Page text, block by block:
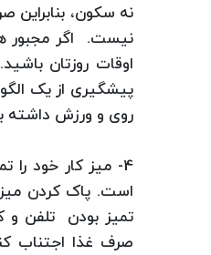
نه سکون، بنابراین
نیست. اگر مجبور
اوقات روزتان
پیشگیری از یک
روی و ورزش داشته
4- میز کار خود را
است. پاک کردن میز
تمیز بودن تلفن و
صرف غذا اجتناب